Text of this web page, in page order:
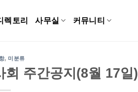
렉토리 사무실 커뮤니티
, 미분류
회 주간공지(8월 17일)